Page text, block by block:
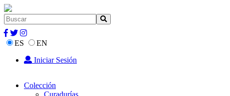
ES
EN
Iniciar Sesión
Colección
Curadurías